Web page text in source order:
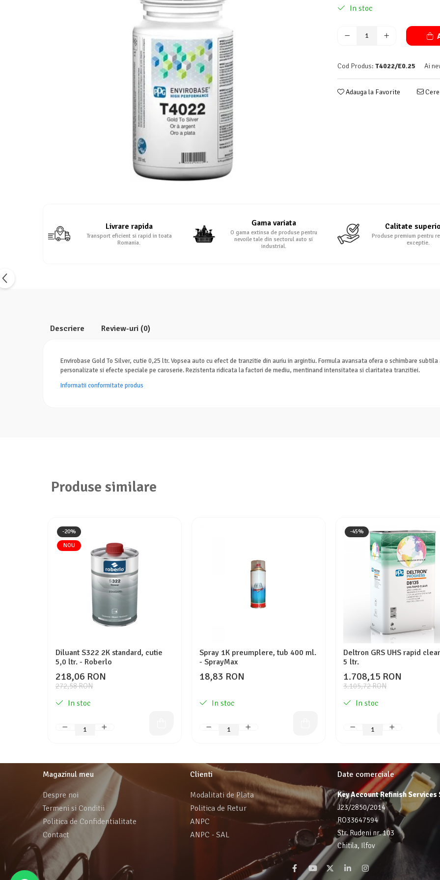
In stoc
Cod Produs: T4022/E0.25 Ai
Adauga la Favorite
Livrare rapida
Transport eficient si rapid in toata
Romania.
Gama variata
O gama extinsa de produse pentru
nevoile tale din sectorul auto si
industrial.
Calitate
Produse premium pentru
exceptie.
Descriere Review-uri (0)
Envirobase Gold To Silver, cutie 0,25 ltr. Vopsea auto cu efect de tranzitie din auriu in argintiu. Formula avansata ofera o schimbare
personalizate si efecte speciale pe caroserie. Rezistenta ridicata la factori de mediu, mentinand intensitatea si claritatea tranzitiei.
Informatii conformitate produs
Produse similare
-20%
NOU
Diluant S322 2K standard, cutie
5,0 ltr. - Roberlo
272,58 RON
218,06 RON
In stoc
Spray 1K preumplere, tub 400 ml.
- SprayMax
18,83 RON
In stoc
-45%
Deltron GRS UHS rapid
5 ltr.
3.105,72 RON
1.708,15 RON
In stoc
Magazinul meu
Despre noi
Termeni si Conditii
Politica de Confidentialitate
Contact
Clienti
Modalitati de Plata
Politica de Retur
ANPC
ANPC - SAL
Date comerciale
Key Account Refinish Services
J23/2850/2014
RO33647594
Str. Rudeni nr. 103
Chitila, Ilfov